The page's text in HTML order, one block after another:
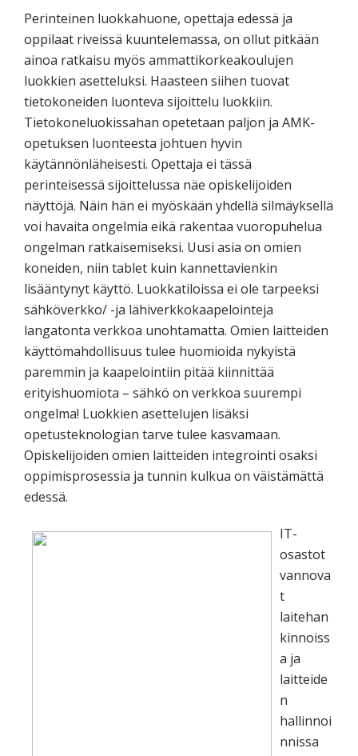
Perinteinen luokkahuone, opettaja edessä ja
oppilaat riveissä kuuntelemassa, on ollut pitkään
ainoa ratkaisu myös ammattikorkeakoulujen
luokkien asetteluksi. Haasteen siihen tuovat
tietokoneiden luonteva sijoittelu luokkiin.
Tietokoneluokissahan opetetaan paljon ja AMK-
opetuksen luonteesta johtuen hyvin
käytännönläheisesti. Opettaja ei tässä
perinteisessä sijoittelussa näe opiskelijoiden
näyttöjä. Näin hän ei myöskään yhdellä silmäyksellä
voi havaita ongelmia eikä rakentaa vuoropuhelua
ongelman ratkaisemiseksi. Uusi asia on omien
koneiden, niin tablet kuin kannettavienkin
lisääntynyt käyttö. Luokkatiloissa ei ole tarpeeksi
sähköverkko/ -ja lähiverkkokaapelointeja
langatonta verkkoa unohtamatta. Omien laitteiden
käyttömahdollisuus tulee huomioida nykyistä
paremmin ja kaapelointiin pitää kiinnittää
erityishuomiota – sähkö on verkkoa suurempi
ongelma! Luokkien asettelujen lisäksi
opetusteknologian tarve tulee kasvamaan.
Opiskelijoiden omien laitteiden integrointi osaksi
oppimisprosessia ja tunnin kulkua on väistämättä
edessä.
IT-
osastot
vannova
t
laitehan
kinnoiss
a ja
laitteide
n
hallinnoi
nnissa